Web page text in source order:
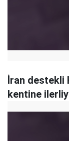
İran destekli
kentine